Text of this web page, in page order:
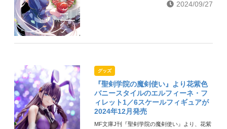
2024/09/27
グッズ
『聖剣学院の魔剣使い』より花紫色
バニースタイルのエルフィーネ・フ
ィレット1／6スケールフィギュアが
2024年12月発売
MF文庫J刊『聖剣学院の魔剣使い』より、花紫